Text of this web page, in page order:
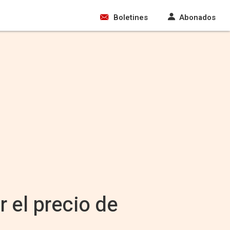
Boletines Abonados
el precio de